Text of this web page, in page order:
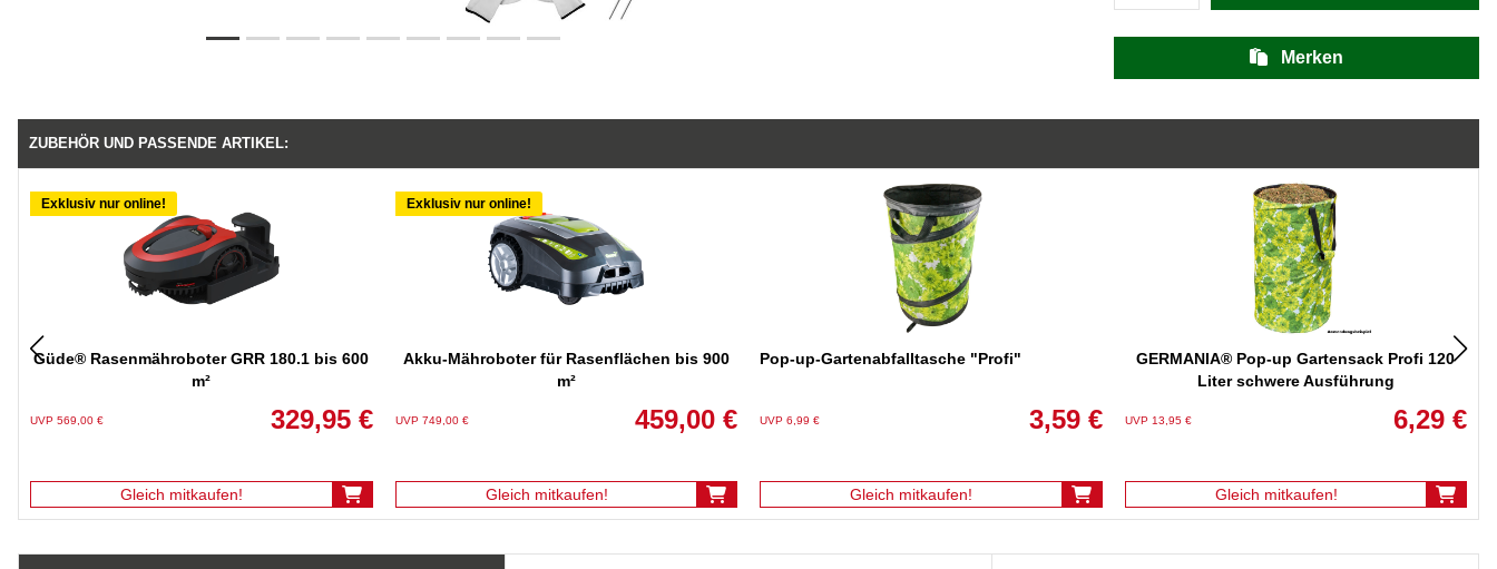
Merken
ZUBEHÖR UND PASSENDE ARTIKEL:
Exklusiv nur online!
Güde® Rasenmähroboter GRR 180.1 bis 600
m²
UVP 569,00 € 329,95 €
Gleich mitkaufen!
Exklusiv nur online!
Akku-Mähroboter für Rasenflächen bis 900
m²
UVP 749,00 € 459,00 €
Gleich mitkaufen!
Pop-up-Garten­abfalltasche "Profi"
UVP 6,99 € 3,59 €
Gleich mitkaufen!
GERMANIA® Pop-up Gartensack Profi 120
Liter schwere Ausführung
UVP 13,95 € 6,29 €
Gleich mitkaufen!